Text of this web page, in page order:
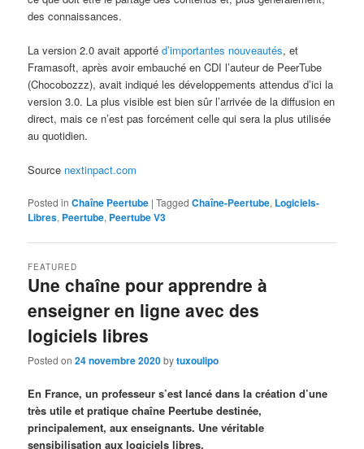
des connaissances.
La version 2.0 avait apportéd’importantes nouveautés, et
Framasoft, après avoir embauché en CDI l’auteur de PeerTube
(Chocobozzz), avait indiqué les développements attendus d’ici la
version 3.0. La plus visible est bien sûr l’arrivée de la diffusion en
direct, mais ce n’est pas forcément celle qui sera la plus utilisée
au quotidien.
Source nextinpact.com
Posted in Chaîne Peertube |Tagged Chaîne-Peertube, Logiciels-
Libres, Peertube, Peertube V3
Une chaîne pour apprendre à
enseigner en ligne avec des
logiciels libres
FEATURED
Posted on24 novembre 2020bytuxoulipo
En France, un professeur s’est lancé dans la création d’une
très utile et pratique chaîne Peertube destinée,
principalement, aux enseignants. Une véritable
sensibilisation aux logiciels libres.